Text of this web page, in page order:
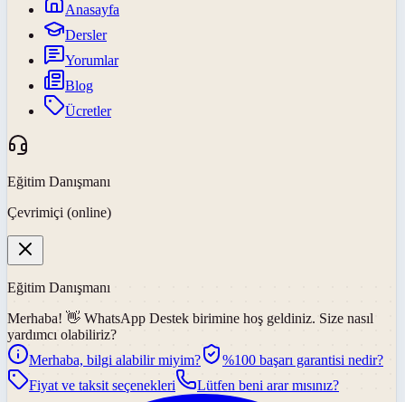
Anasayfa
Dersler
Yorumlar
Blog
Ücretler
Eğitim Danışmanı
Çevrimiçi (online)
Eğitim Danışmanı
Merhaba! 👋 WhatsApp Destek birimine hoş geldiniz. Size nasıl
yardımcı olabiliriz?
Merhaba, bilgi alabilir miyim?
%100 başarı garantisi nedir?
Fiyat ve taksit seçenekleri
Lütfen beni arar mısınız?